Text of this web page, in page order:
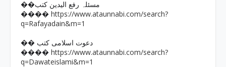
��مسئلہ رفع الیدین کتب
���� https://www.ataunnabi.com/search?
q=Rafayadain&m=1
�� دعوت اسلامی کتب
���� https://www.ataunnabi.com/search?
q=Dawateislami&m=1